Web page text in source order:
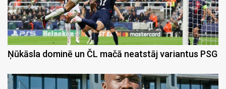
Ņūkāsla dominē un ČL mačā neatstāj variantus PSG